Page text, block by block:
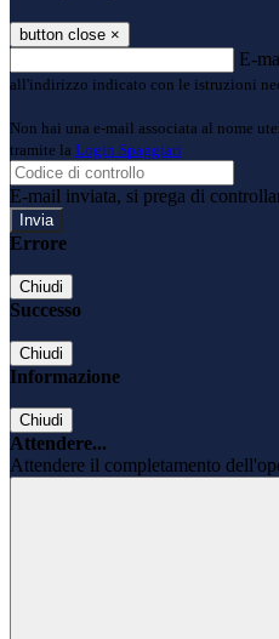
button close ×
E-
all'indirizzo indicato con le istruzioni
Non hai una e-mail associata al nome
tramite la Login Spaggiari
E-mail inviata, si prega di
Errore
Chiudi
Successo
Chiudi
Informazione
Chiudi
Attendere...
Attendere il completamento